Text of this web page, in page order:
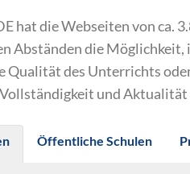
hat die Webseiten von ca.
Abständen die Möglichkeit,
Qualität des Unterrichts
und Aktualität
Öffentliche Schulen